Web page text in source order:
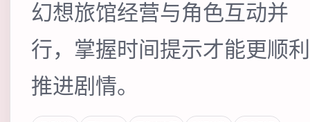
幻想旅馆经营与角色互动并
行，掌握时间提示才能更顺利
推进剧情。